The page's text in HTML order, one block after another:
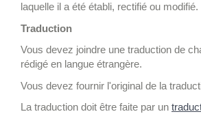
laquelle il a été établi, rectifié ou modifié.
Traduction
Vous devez joindre une traduction de
rédigé en langue étrangère.
Vous devez fournir l'original de la
La traduction doit être faite par un